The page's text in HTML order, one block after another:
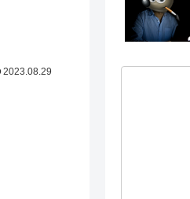
2023.08.29